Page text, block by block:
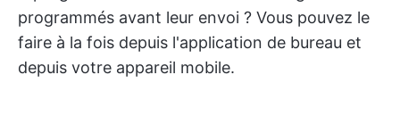
programmés avant leur envoi ? Vous pouvez le
faire à la fois depuis l'application de bureau et
depuis votre appareil mobile.